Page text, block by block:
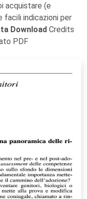
acquistare (e
facili indicazioni per
Download Credits
PDF